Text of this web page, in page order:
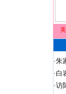
·朱
·白
·访